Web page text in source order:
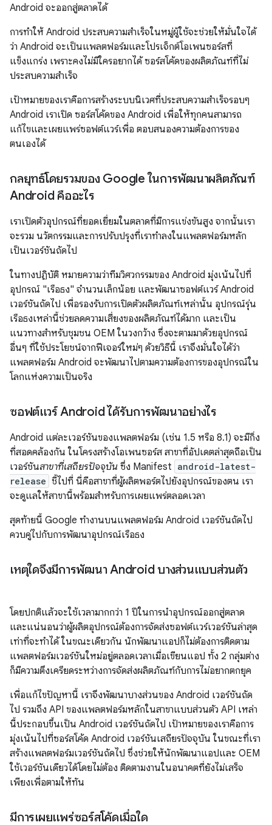
Android จะออกสู่ตลาดได้
การทำให้ Android ประสบความสำเร็จในหมู่ผู้ใช้จะช่วยให้มั่นใจได้
ว่า Android จะเป็นแพลตฟอร์มและโปรเจ็กต์โอเพนซอร์สที่
แข็งแกร่ง เพราะคงไม่มีใครอยากได้ ซอร์สโค้ดของผลิตภัณฑ์ที่ไม่
ประสบความสำเร็จ
เป้าหมายของเราคือการสร้างระบบนิเวศที่ประสบความสำเร็จรอบๆ
Android เราเปิด ซอร์สโค้ดของ Android เพื่อให้ทุกคนสามารถ
แก้ไขและเผยแพร่ซอฟต์แวร์เพื่อ ตอบสนองความต้องการของ
ตนเองได้
กลยุทธ์โดยรวมของ Google ในการพัฒนาผลิตภัณฑ์
Android คืออะไร
เราเปิดตัวอุปกรณ์ที่ยอดเยี่ยมในตลาดที่มีการแข่งขันสูง จากนั้นเรา
จะรวม นวัตกรรมและการปรับปรุงที่เราทำลงในแพลตฟอร์มหลัก
เป็นเวอร์ชันถัดไป
ในทางปฏิบัติ หมายความว่าทีมวิศวกรรมของ Android มุ่งเน้นไปที่
อุปกรณ์ "เรือธง" จำนวนเล็กน้อย และพัฒนาซอฟต์แวร์ Android
เวอร์ชันถัดไป เพื่อรองรับการเปิดตัวผลิตภัณฑ์เหล่านั้น อุปกรณ์รุ่น
เรือธงเหล่านี้ช่วยลดความเสี่ยงของผลิตภัณฑ์ได้มาก และเป็น
แนวทางสำหรับชุมชน OEM ในวงกว้าง ซึ่งจะตามมาด้วยอุปกรณ์
อื่นๆ ที่ใช้ประโยชน์จากฟีเจอร์ใหม่ๆ ด้วยวิธีนี้ เราจึงมั่นใจได้ว่า
แพลตฟอร์ม Android จะพัฒนาไปตามความต้องการของอุปกรณ์ใน
โลกแห่งความเป็นจริง
ซอฟต์แวร์ Android ได้รับการพัฒนาอย่างไร
Android แต่ละเวอร์ชันของแพลตฟอร์ม (เช่น 1.5 หรือ 8.1) จะมีกิ่ง
ที่สอดคล้องกัน ในโครงสร้างโอเพนซอร์ส สาขาที่อัปเดตล่าสุดถือเป็น
เวอร์ชันสาขาที่เสถียรปัจจุบัน ซึ่ง Manifest android-latest-
release ชี้ไปที่ นี่คือสาขาที่ผู้ผลิตพอร์ตไปยังอุปกรณ์ของตน เรา
จะดูแลให้สาขานี้พร้อมสำหรับการเผยแพร่ตลอดเวลา
สุดท้ายนี้ Google ทำงานบนแพลตฟอร์ม Android เวอร์ชันถัดไป
ควบคู่ไปกับการพัฒนาอุปกรณ์เรือธง
เหตุใดจึงมีการพัฒนา Android บางส่วนแบบส่วนตัว
โดยปกติแล้วจะใช้เวลามากกว่า 1 ปีในการนำอุปกรณ์ออกสู่ตลาด
และแน่นอนว่าผู้ผลิตอุปกรณ์ต้องการจัดส่งซอฟต์แวร์เวอร์ชันล่าสุด
เท่าที่จะทำได้ ในขณะเดียวกัน นักพัฒนาแอปก็ไม่ต้องการติดตาม
แพลตฟอร์มเวอร์ชันใหม่อยู่ตลอดเวลาเมื่อเขียนแอป ทั้ง 2 กลุ่มต่าง
ก็มีความตึงเครียดระหว่างการจัดส่งผลิตภัณฑ์กับการไม่อยากตกยุค
เพื่อแก้ไขปัญหานี้ เราจึงพัฒนาบางส่วนของ Android เวอร์ชันถัด
ไป รวมถึง API ของแพลตฟอร์มหลักในสาขาแบบส่วนตัว API เหล่า
นี้ประกอบขึ้นเป็น Android เวอร์ชันถัดไป เป้าหมายของเราคือการ
มุ่งเน้นไปที่ซอร์สโค้ด Android เวอร์ชันเสถียรปัจจุบัน ในขณะที่เรา
สร้างแพลตฟอร์มเวอร์ชันถัดไป ซึ่งช่วยให้นักพัฒนาแอปและ OEM
ใช้เวอร์ชันเดียวได้โดยไม่ต้อง ติดตามงานในอนาคตที่ยังไม่เสร็จ
เพียงเพื่อตามให้ทัน
มีการเผยแพร่ซอร์สโค้ดเมื่อใด